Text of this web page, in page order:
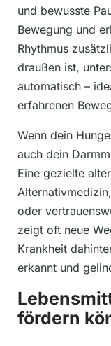
und bewusste
Bewegung und
Rhythmus
draußen ist,
automatisch –
erfahrenen
Wenn dein
auch dein
Eine gezielte
oder
zeigt oft neue
Krankheit
erkannt und
fördern